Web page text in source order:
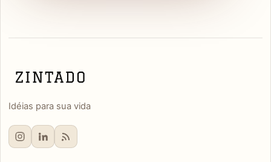
Idéias para sua vida